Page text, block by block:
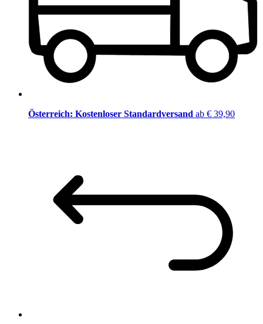
Österreich: Kostenloser Standardversand ab € 39,90